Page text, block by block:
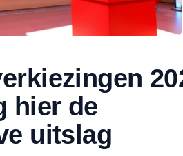
hier de
uitslag